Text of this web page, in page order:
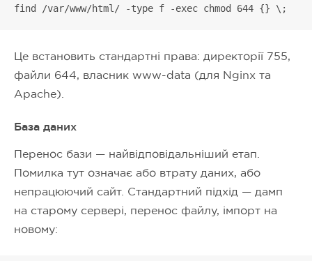
find /var/www/html/ -type f -exec chmod 644 {} \;
Це встановить стандартні права: директорії 755,
файли 644, власник www-data (для Nginx та
Apache).
База даних
Перенос бази — найвідповідальніший етап.
Помилка тут означає або втрату даних, або
непрацюючий сайт. Стандартний підхід — дамп
на старому сервері, перенос файлу, імпорт на
новому: